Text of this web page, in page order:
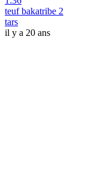
teuf bakatribe 2
tars
il y a 20 ans